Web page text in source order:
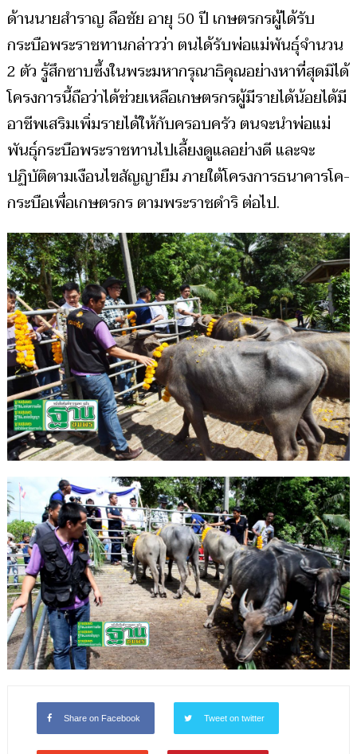
ด้านนายสำราญ ลือชัย อายุ 50 ปี เกษตรกรผู้ได้รับ
กระบือพระราชทานกล่าวว่า ตนได้รับพ่อแม่พันธุ์จำนวน
2 ตัว รู้สึกซาบซึ้งในพระมหากรุณาธิคุณอย่างหาที่สุดมิได้
โครงการนี้ถือว่าได้ช่วยเหลือเกษตรกรผู้มีรายได้น้อยได้มี
อาชีพเสริมเพิ่มรายได้ให้กับครอบครัว ตนจะนำพ่อแม่
พันธุ์กระบือพระราชทานไปเลี้ยงดูแลอย่างดี และจะ
ปฏิบัติตามเงือนไขสัญญายืม ภายใต้โครงการธนาคารโค-
กระบือเพื่อเกษตรกร ตามพระราชดำริ ต่อไป.
Share on Facebook Tweet on twitter